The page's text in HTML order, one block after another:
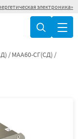
электроника»
МАА60-СГ(СД)